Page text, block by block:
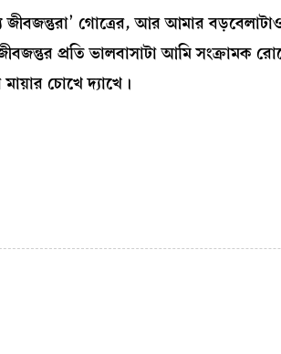
গোত্রের, আর আমার
প্রতি ভালবাসাটা আমি সংক্রামক
চোখে দ্যাখে।